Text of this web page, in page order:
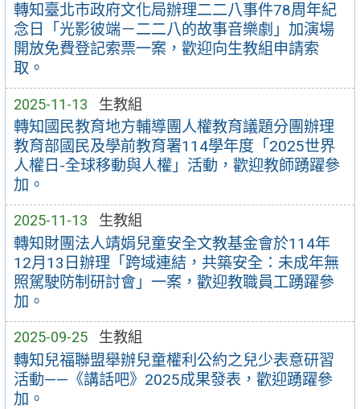
轉知臺北市政府文化局辦理二二八事件78周年紀
念日「光影彼端－二二八的故事音樂劇」加演場
開放免費登記索票一案，歡迎向生教組申請索
取。
2025-11-13 生教組
轉知國民教育地方輔導團人權教育議題分團辦理
教育部國民及學前教育署114學年度「2025世界
人權日-全球移動與人權」活動，歡迎教師踴躍參
加。
2025-11-13 生教組
轉知財團法人靖娟兒童安全文教基金會於114年
12月13日辦理「跨域連結，共築安全：未成年無
照駕駛防制研討會」一案，歡迎教職員工踴躍參
加。
2025-09-25 生教組
轉知兒福聯盟舉辦兒童權利公約之兒少表意研習
活動——《講話吧》2025成果發表，歡迎踴躍參
加。